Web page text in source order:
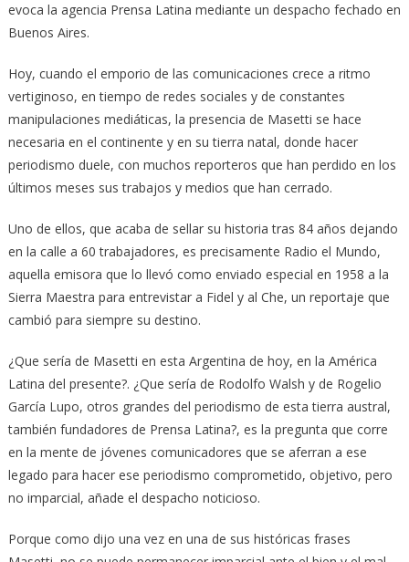
evoca la agencia Prensa Latina mediante un despacho fechado en
Buenos Aires.
Hoy, cuando el emporio de las comunicaciones crece a ritmo
vertiginoso, en tiempo de redes sociales y de constantes
manipulaciones mediáticas, la presencia de Masetti se hace
necesaria en el continente y en su tierra natal, donde hacer
periodismo duele, con muchos reporteros que han perdido en los
últimos meses sus trabajos y medios que han cerrado.
Uno de ellos, que acaba de sellar su historia tras 84 años dejando
en la calle a 60 trabajadores, es precisamente Radio el Mundo,
aquella emisora que lo llevó como enviado especial en 1958 a la
Sierra Maestra para entrevistar a Fidel y al Che, un reportaje que
cambió para siempre su destino.
¿Que sería de Masetti en esta Argentina de hoy, en la América
Latina del presente?. ¿Que sería de Rodolfo Walsh y de Rogelio
García Lupo, otros grandes del periodismo de esta tierra austral,
también fundadores de Prensa Latina?, es la pregunta que corre
en la mente de jóvenes comunicadores que se aferran a ese
legado para hacer ese periodismo comprometido, objetivo, pero
no imparcial, añade el despacho noticioso.
Porque como dijo una vez en una de sus históricas frases